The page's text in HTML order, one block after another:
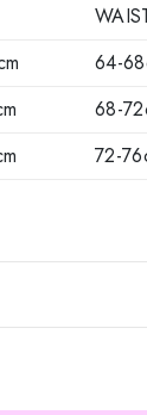
64-
68-
72-